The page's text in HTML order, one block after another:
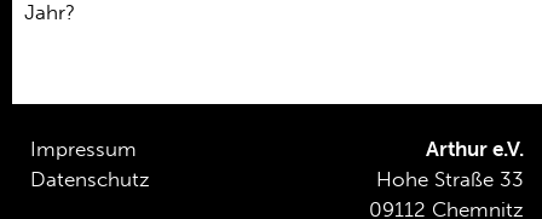
Jahr?
Impressum
Datenschutz
Arthur e.V.
Hohe Straße 33
09112 Chemnitz